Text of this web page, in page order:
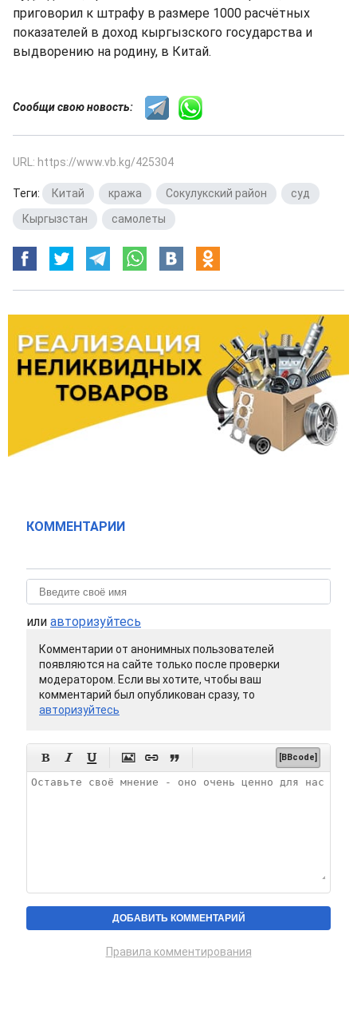
приговорил к штрафу в размере 1000 расчётных
показателей в доход кыргызского государства и
выдворению на родину, в Китай.
Сообщи свою новость:
URL: https://www.vb.kg/425304
Теги: Китай кража Сокулукский район суд
Кыргызстан
самолеты
КОММЕНТАРИИ
или авторизуйтесь
Комментарии от анонимных пользователей
появляются на сайте только после проверки
модератором. Если вы хотите, чтобы ваш
комментарий был опубликован сразу, то
авторизуйтесь
      [BBcode]
Правила комментирования